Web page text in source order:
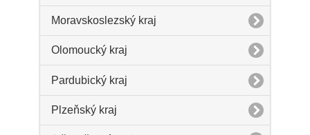
Moravskoslezský kraj
Olomoucký kraj
Pardubický kraj
Plzeňský kraj